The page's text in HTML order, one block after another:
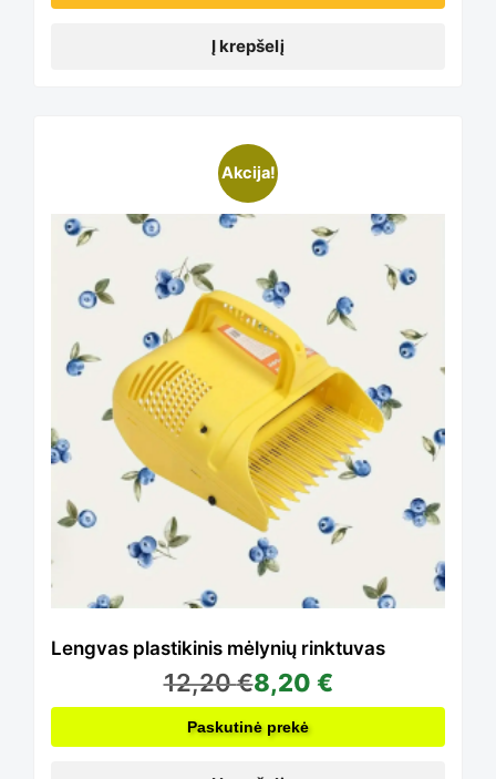
Į krepšelį
Akcija!
Lengvas plastikinis mėlynių rinktuvas
12,20€8,20 €
Paskutinė prekė